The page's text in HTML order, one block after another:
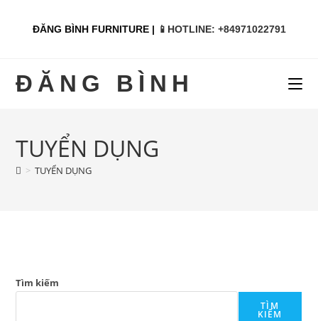
ĐĂNG BÌNH FURNITURE | 📱HOTLINE: +84971022791
ĐĂNG BÌNH
TUYỂN DỤNG
> TUYỂN DỤNG
Tìm kiếm
TÌM
KIẾM